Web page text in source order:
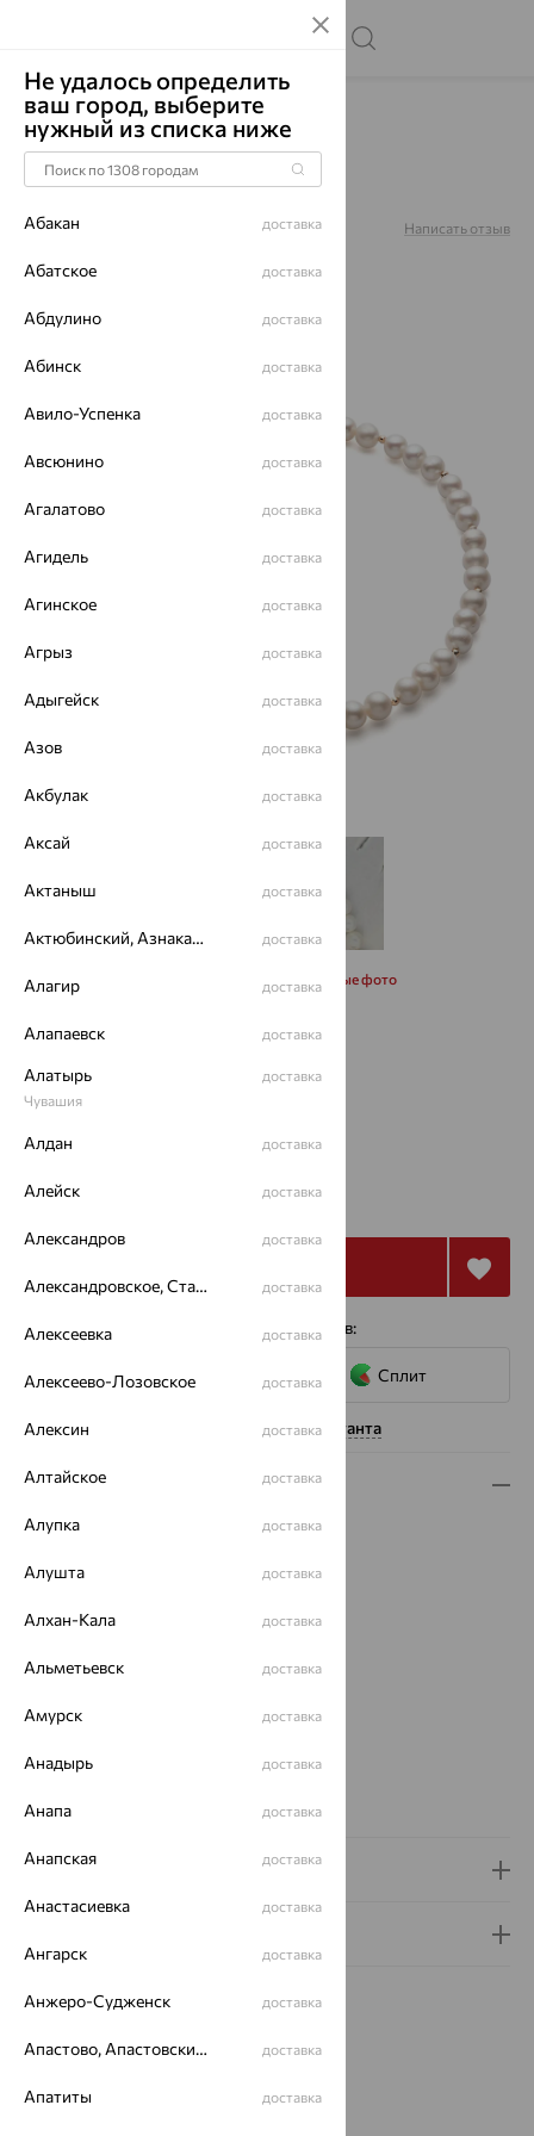
Главная Каталог Колье Жемчуг
Бусы, золото, жемчуг,
01550NA1D10.50
Артикул: Написать отзыв
Запросить дополнительные фото
Размеры:
50
Калькулятор размера
от 24 502 68 060
4 платежа по 6 126 с помощью сервисов:
Сплит
Нужна помощь консультанта
Описание
Вид изделия:
Металл:
Цвет металла:
Страна происхождения:
РОССИЯ
Бренд:De Fleur
Вес металла:
Наименование цвета вставки:
Доставка и оплата
Похожие изделия
Не удалось определить
ваш город, выберите
нужный из списка ниже
Абакан доставка
Абатское доставка
Абдулино доставка
Абинск доставка
Авило-Успенка доставка
Авсюнино доставка
Агалатово доставка
Агидель доставка
Агинское доставка
Агрыз доставка
Адыгейск доставка
Азов доставка
Акбулак доставка
Аксай доставка
Актаныш доставка
Актюбинский, Азнакаевский район доставка
Алагир доставка
Алапаевск доставка
Алатырь
Чувашия
доставка
Алдан доставка
Алейск доставка
Александров доставка
Александровское, Ставропольский край доставка
Алексеевка доставка
Алексеево-Лозовское доставка
Алексин доставка
Алтайское доставка
Алупка доставка
Алушта доставка
Алхан-Кала доставка
Альметьевск доставка
Амурск доставка
Анадырь доставка
Анапа доставка
Анапская доставка
Анастасиевка доставка
Ангарск доставка
Анжеро-Судженск доставка
Апастово, Апастовский район доставка
Апатиты доставка